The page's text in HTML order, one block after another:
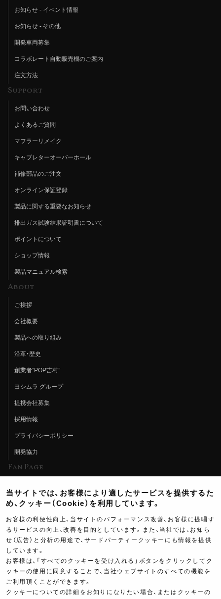
お知らせ - イベント情報
お知らせ - その他
開発車両募集
コラボレート自動販売機のご案内
注文方法
Support
お問い合わせ
よくあるご質問
マフラーリメイク
キャブレターオーバーホール
補修部品のご注文
オンライン保証登録
製品に関する重要なお知らせ
排出ガス試験結果証明書について
ポイントについて
ショップ情報
製品マニュアル検索
About
ご挨拶
会社概要
製品への取り組み
沿革・歴史
創業者“POP吉村”
ヨシムラ グループ
提携会社募集
採用情報
プライバシーポリシー
開発協力
Fan Page
ヨシムラTV
イベント情報
イベントスケジュール
ツーリングブレイクタイム
製品ポスター
当サイトでは、お客様により適したサービスを提供するた
め、クッキー（Cookie）を利用しています。
お客様の利便性向上、当サイトのパフォーマンス改善、お客様に提唱す
るサービスの向上、改善を目的としています。また、当社では、お知ら
せ（広告）と分析の用途で、サードパーティークッキーにも情報を提供
しています。
お客様は、「すべてのクッキーを受け入れる」ボタンをクリックしてク
ッキーの使用に同意することで、当社ウェブサイトのすべての機能を
ご利用頂くことができます。
クッキーについての詳細をお知りになりたい場合、またはクッキーの